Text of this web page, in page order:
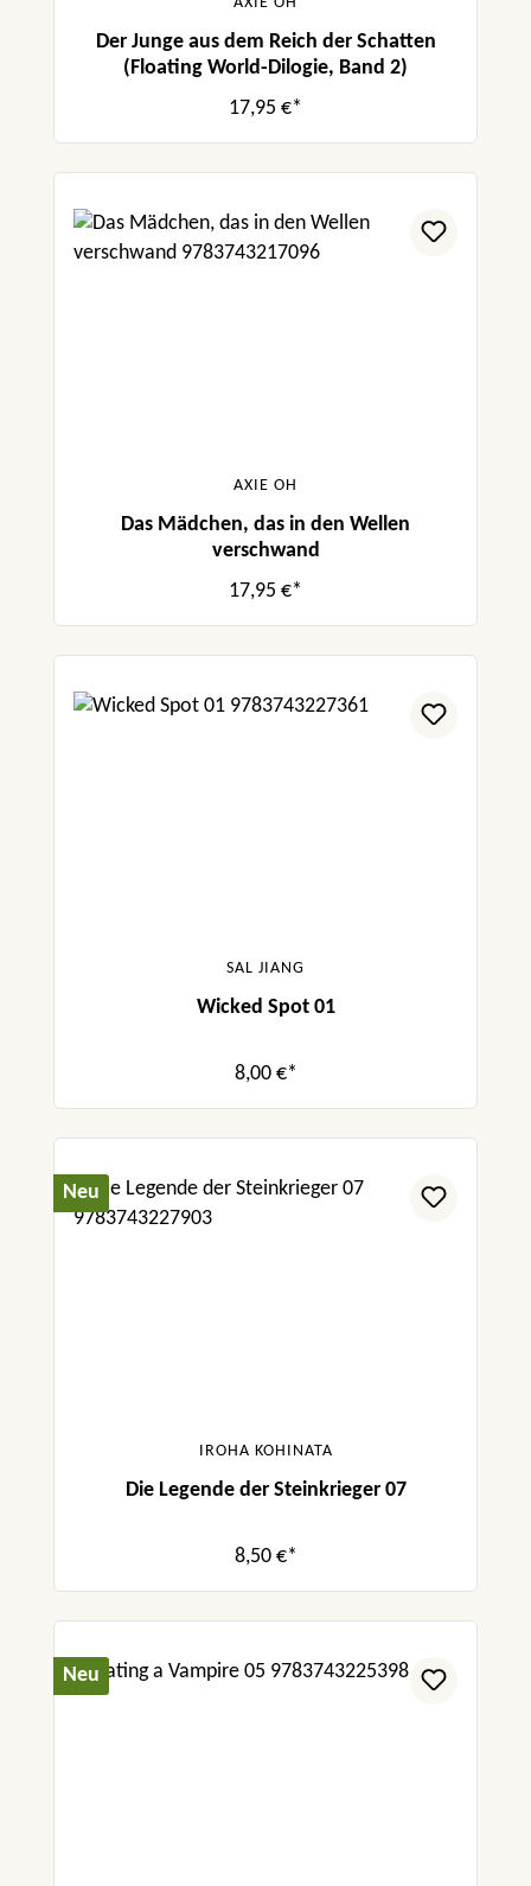
Der Junge aus dem Reich der Schatten
(Floating World-Dilogie, Band 2)
17,95 €*
AXIE OH
Das Mädchen, das in den Wellen
verschwand
17,95 €*
SAL JIANG
Wicked Spot 01
8,00 €*
Neu
IROHA KOHINATA
Die Legende der Steinkrieger 07
8,50 €*
Neu